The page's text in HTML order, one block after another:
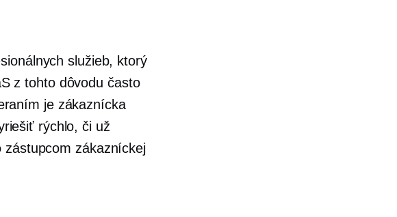
služieb, ktorý
z tohto dôvodu často
je zákaznícka
rýchlo, či už
zákazníckej